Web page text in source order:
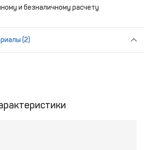
и безналичному расчету
(2)